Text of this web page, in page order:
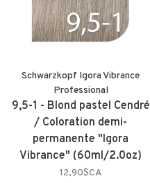
Schwarzkopf Igora Vibrance
Professional
9,5-1 - Blond pastel Cendré
/ Coloration demi-
permanente "Igora
Vibrance" (60ml/2.0oz)
12,90$CA